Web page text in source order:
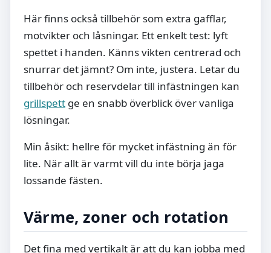
Här finns också tillbehör som extra gafflar,
motvikter och låsningar. Ett enkelt test: lyft
spettet i handen. Känns vikten centrerad och
snurrar det jämnt? Om inte, justera. Letar du
tillbehör och reservdelar till infästningen kan
grillspett ge en snabb överblick över vanliga
lösningar.
Min åsikt: hellre för mycket infästning än för
lite. När allt är varmt vill du inte börja jaga
lossande fästen.
Värme, zoner och rotation
Det fina med vertikalt är att du kan jobba med